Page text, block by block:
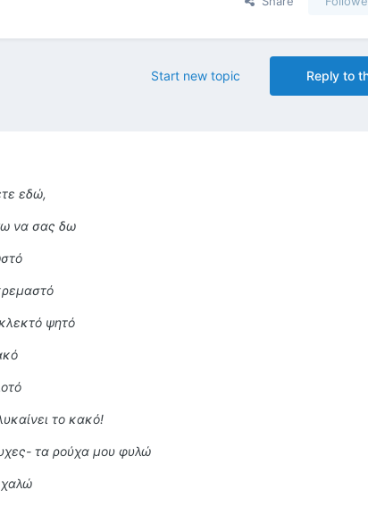
Reply to
Start new topic
εδώ,
να σας δω
ψητό
το κακό!
τα ρούχα μου φυλώ
χαλώ